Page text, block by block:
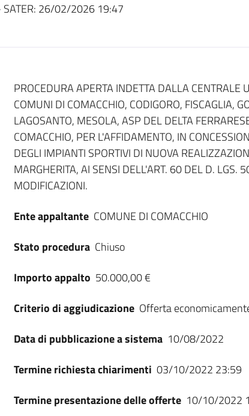
26/02/2026 19:47
Dati del bando
PROCEDURA APERTA INDETTA DALLA CENTRALE
COMUNI DI COMACCHIO, CODIGORO, FISCAGLIA,
LAGOSANTO, MESOLA, ASP DEL DELTA
COMACCHIO, PER L'AFFIDAMENTO, IN
DEGLI IMPIANTI SPORTIVI DI NUOVA
MARGHERITA, AI SENSI DELL'ART. 60 DEL D. LGS.
MODIFICAZIONI.
Ente appaltante COMUNE DI COMACCHIO
Stato procedura Chiuso
Importo appalto 50.000,00 €
Criterio di aggiudicazione Offerta
Data di pubblicazione a sistema 10/08/2022
Termine richiesta chiarimenti 03/10/2022 23:59
Termine presentazione delle offerte 10/10/2022